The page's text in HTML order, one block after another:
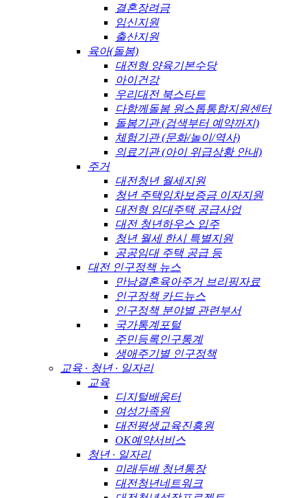
결혼장려금
임신지원
출산지원
육아(돌봄)
대전형 양육기본수당
아이건강
우리대전 북스타트
다함께돌봄 원스톱통합지원센터
돌봄기관 (검색부터 예약까지)
체험기관 (문화/놀이/역사)
의료기관 (아이 위급상황 안내)
주거
대전청년 월세지원
청년 주택임차보증금 이자지원
대전형 임대주택 공급사업
대전 청년하우스 입주
청년 월세 한시 특별지원
공공임대 주택 공급 등
대전 인구정책 뉴스
만남결혼육아주거 브리핑자료
인구정책 카드뉴스
인구정책 분야별 관련부서
국가통계포털
주민등록인구통계
생애주기별 인구정책
교육 · 청년 · 일자리
교육
디지털배움터
여성가족원
대전평생교육진흥원
OK예약서비스
청년 · 일자리
미래두배 청년통장
대전청년네트워크